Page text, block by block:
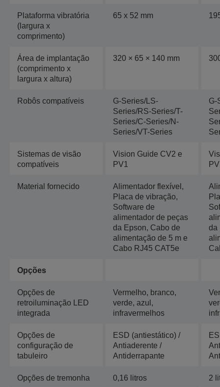
Plataforma vibratória
(largura x
comprimento)
65 x 52 mm
Área de implantação
(comprimento x
largura x altura)
320 × 65 × 140 mm
Robôs compatíveis
G-Series/LS-
Series/RS-Series/T-
Series/C-Series/N-
Series/VT-Series
G-
Sistemas de visão
compatíveis
Vision Guide CV2 e
PV1
Material fornecido
Alimentador flexível,
Placa de vibração,
Software de
alimentador de peças
da Epson, Cabo de
alimentação de 5 m e
Cabo RJ45 CAT5e
da
Opções
Opções de
retroiluminação LED
integrada
Vermelho, branco,
verde, azul,
infravermelhos
Opções de
configuração de
tabuleiro
ESD (antiestático) /
Antiaderente /
Antiderrapante
Opções de tremonha 0,16 litros 2